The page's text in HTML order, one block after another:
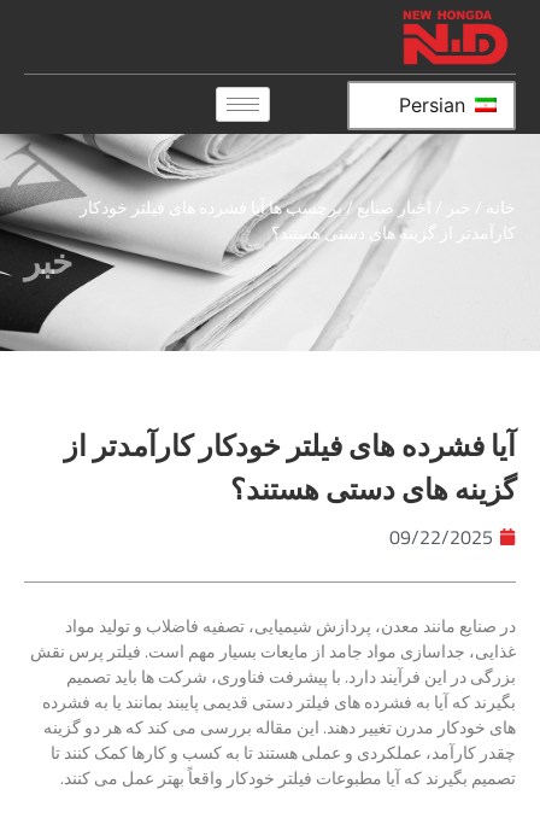
Persian
خانه خبر اخبار صنایع/ برچسب ها آیا فشرده های فیلتر خودکار
کارآمدتر از گزینه های دستی هستند؟
خبر
آیا فشرده های فیلتر خودکار کارآمدتر از
گزینه های دستی هستند؟
09/22/2025
در صنایع مانند معدن، پردازش شیمیایی، تصفیه فاضلاب و تولید مواد
غذایی، جداسازی مواد جامد از مایعات بسیار مهم است. فیلتر پرس نقش
بزرگی در این فرآیند دارد. با پیشرفت فناوری، شرکت ها باید تصمیم
بگیرند که آیا به فشرده های فیلتر دستی قدیمی پایبند بمانند یا به فشرده
های خودکار مدرن تغییر دهند. این مقاله بررسی می کند که هر دو گزینه
چقدر کارآمد، عملکردی و عملی هستند تا به کسب و کارها کمک کنند تا
تصمیم بگیرند که آیا مطبوعات فیلتر خودکار واقعاً بهتر عمل می کنند.